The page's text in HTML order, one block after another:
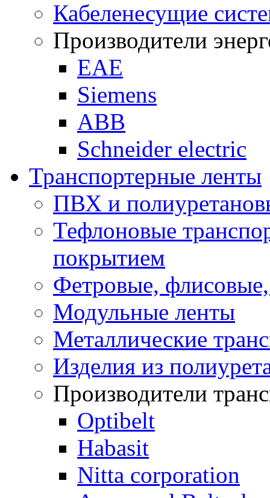
Кабеленесущие
Производители
ЕАЕ
Siemens
ABB
Schneider electric
Транспортерные ленты
ПВХ и
Тефлоновые
покрытием
Фетровые,
Модульные ленты
Металлические
Изделия из
Производители
Optibelt
Habasit
Nitta corporation